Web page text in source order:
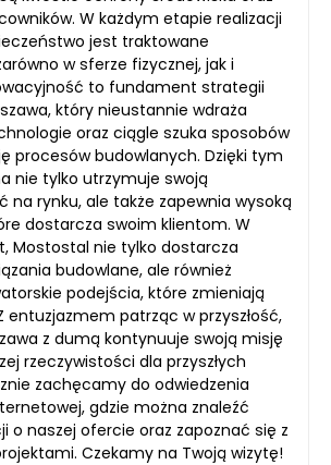
W każdym etapie realizacji
jest traktowane
w sferze fizycznej, jak i
to fundament strategii
który nieustannie wdraża
oraz ciągle szuka sposobów
procesów budowlanych. Dzięki tym
nie tylko utrzymuje swoją
na rynku, ale także zapewnia wysoką
dostarcza swoim klientom. W
Mostostal nie tylko dostarcza
budowlane, ale również
podejścia, które zmieniają
entuzjazmem patrząc w przyszłość,
z dumą kontynuuje swoją misję
rzeczywistości dla przyszłych
zachęcamy do odwiedzenia
gdzie można znaleźć
o naszej ofercie oraz zapoznać się z
Czekamy na Twoją wizytę!